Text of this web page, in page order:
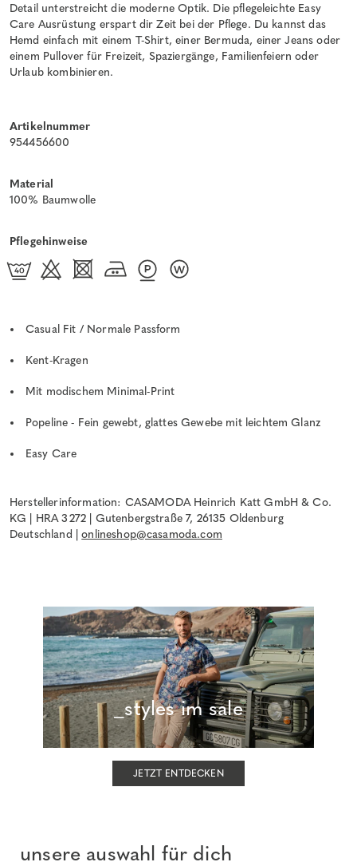
Detail unterstreicht die moderne Optik. Die pflegeleichte Easy
Care Ausrüstung erspart dir Zeit bei der Pflege. Du kannst das
Hemd einfach mit einem T-Shirt, einer Bermuda, einer Jeans oder
einem Pullover für Freizeit, Spaziergänge, Familienfeiern oder
Urlaub kombinieren.
Artikelnummer
954456600
Material
100% Baumwolle
Pflegehinweise
Casual Fit / Normale Passform
Kent-Kragen
Mit modischem Minimal-Print
Popeline - Fein gewebt, glattes Gewebe mit leichtem Glanz
Easy Care
Herstellerinformation: CASAMODA Heinrich Katt GmbH & Co.
KG | HRA 3272 | Gutenbergstraße 7, 26135 Oldenburg
Deutschland |onlineshop@casamoda.com
_styles im sale
JETZT ENTDECKEN
_unsere auswahl für dich